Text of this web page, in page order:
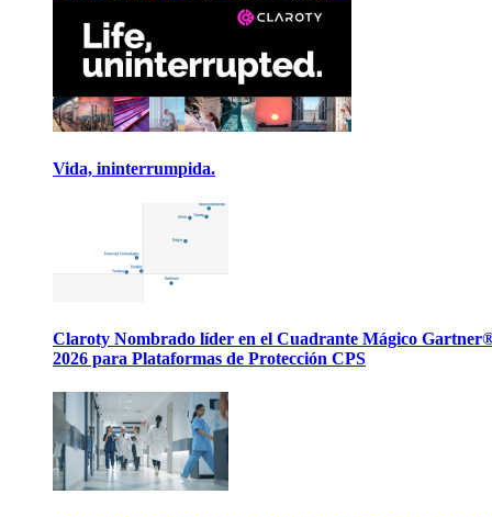
Vida, ininterrumpida.
Claroty Nombrado líder en el Cuadrante Mágico
2026 para Plataformas de Protección CPS